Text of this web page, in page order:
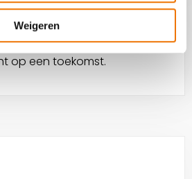
Weigeren
op een toekomst.